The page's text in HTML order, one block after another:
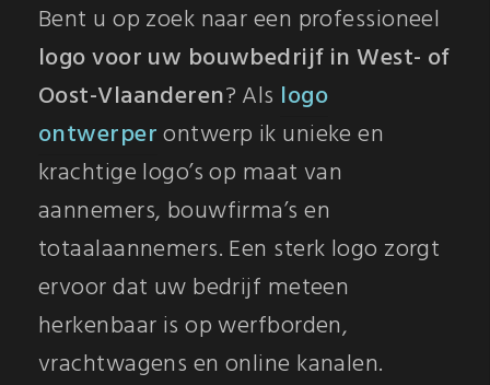
Bent u op zoek naar een professioneel
logo voor uw bouwbedrijf in West- of
Oost-Vlaanderen? Als logo
ontwerperontwerp ik unieke en
krachtige logo’s op maat van
aannemers, bouwfirma’s en
totaalaannemers. Een sterk logo zorgt
ervoor dat uw bedrijf meteen
herkenbaar is op werfborden,
vrachtwagens en online kanalen.